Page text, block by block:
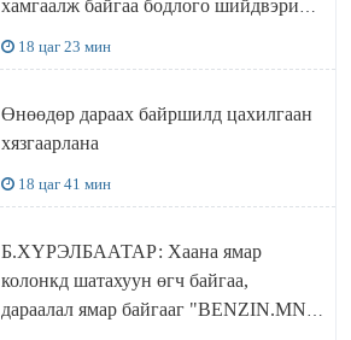
хамгаалж байгаа бодлого шийдвэрийг
18 цаг 23 мин
Өнөөдөр дараах байршилд цахилгаан
хязгаарлана
18 цаг 41 мин
Б.ХҮРЭЛБААТАР: Хаана ямар
колонкд шатахуун өгч байгаа,
дараалал ямар байгааг "BENZIN.MN”